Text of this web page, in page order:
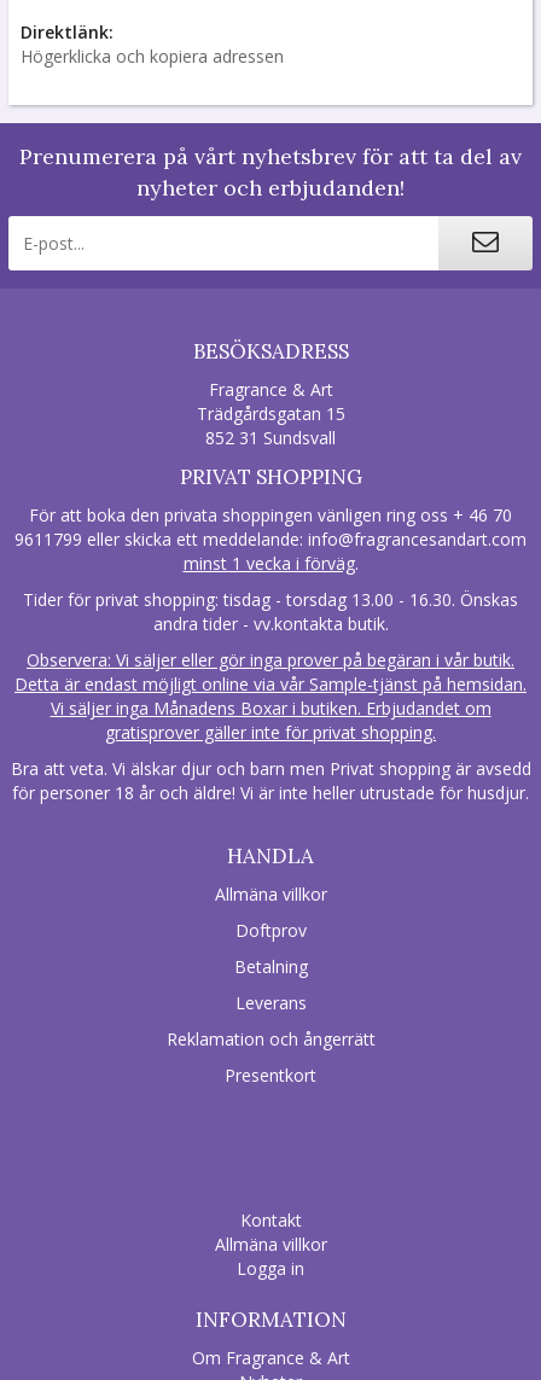
Direktlänk:
Högerklicka och kopiera adressen
Prenumerera på vårt nyhetsbrev för att ta del av
nyheter och erbjudanden!
BESÖKSADRESS
Fragrance & Art
Trädgårdsgatan 15
852 31 Sundsvall
PRIVAT SHOPPING
För att boka den privata shoppingen vänligen ring oss + 46 70
9611799 eller skicka ett meddelande: info@fragrancesandart.com
minst 1 vecka i förväg.
Tider för privat shopping: tisdag - torsdag 13.00 - 16.30. Önskas
andra tider - vv.kontakta butik.
Observera: Vi säljer eller gör inga prover på begäran i vår butik.
Detta är endast möjligt online via vår Sample-tjänst på hemsidan.
Vi säljer inga Månadens Boxar i butiken. Erbjudandet om
gratisprover gäller inte för privat shopping.
Bra att veta. Vi älskar djur och barn men Privat shopping är avsedd
för personer 18 år och äldre! Vi är inte heller utrustade för husdjur.
HANDLA
Allmäna villkor
Doftprov
Betalning
Leverans
Reklamation och ångerrätt
Presentkort
Kontakt
Allmäna villkor
Logga in
INFORMATION
Om Fragrance & Art